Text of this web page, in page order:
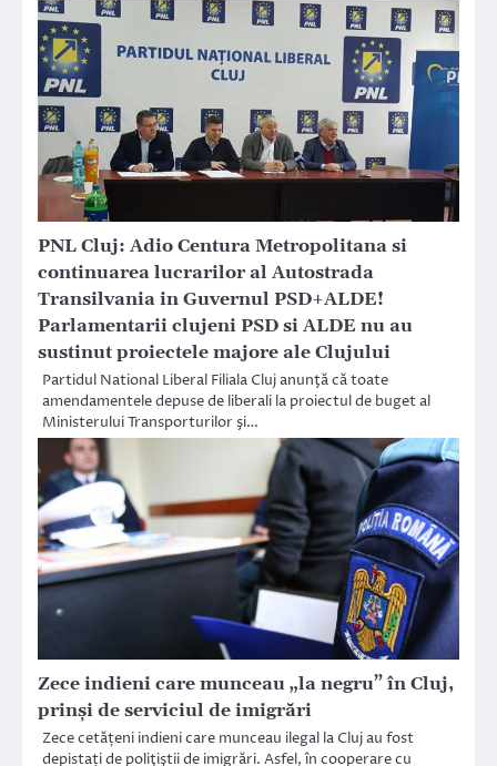
PNL Cluj: Adio Centura Metropolitana si
continuarea lucrarilor al Autostrada
Transilvania in Guvernul PSD+ALDE!
Parlamentarii clujeni PSD si ALDE nu au
sustinut proiectele majore ale Clujului
Partidul National Liberal Filiala Cluj anunţă că toate
amendamentele depuse de liberali la proiectul de buget al
Ministerului Transporturilor şi…
Zece indieni care munceau „la negru” în Cluj,
prinși de serviciul de imigrări
Zece cetățeni indieni care munceau ilegal la Cluj au fost
depistați de poliţiştii de imigrări. Asfel, în cooperare cu